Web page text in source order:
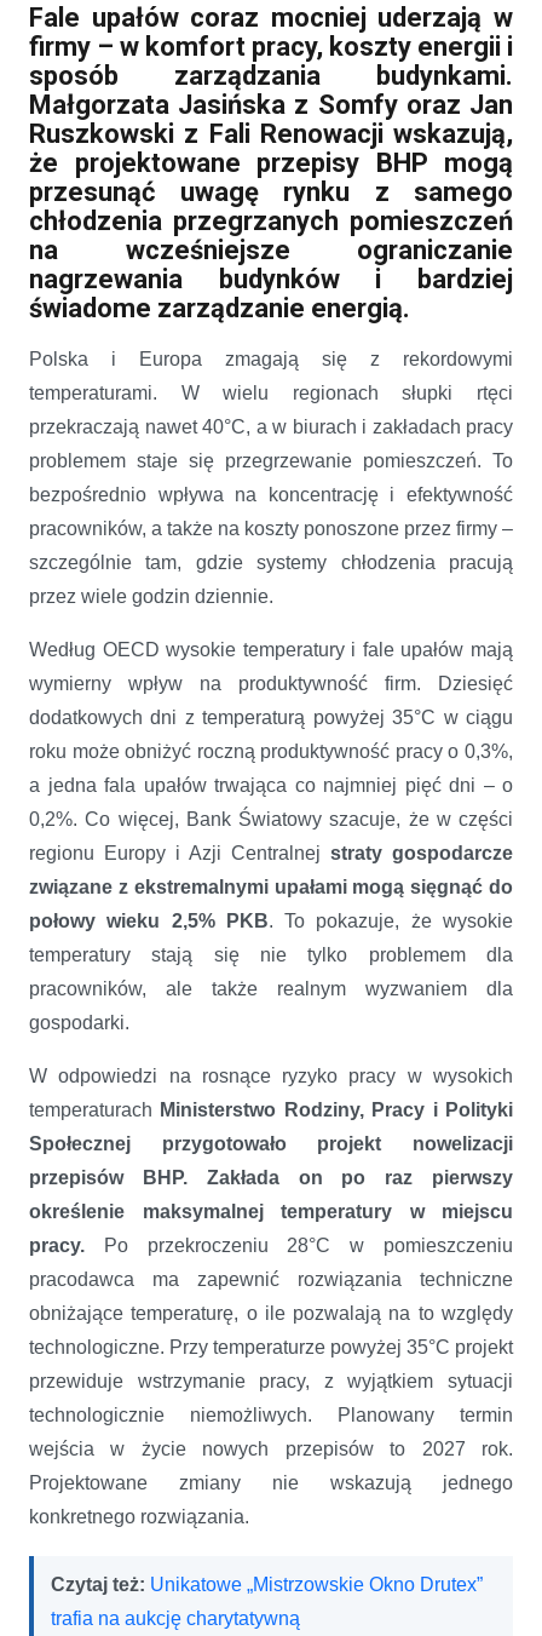
Fale upałów coraz mocniej uderzają w
firmy – w komfort pracy, koszty energii i
sposób zarządzania budynkami.
Małgorzata Jasińska z Somfy oraz Jan
Ruszkowski z Fali Renowacji wskazują,
że projektowane przepisy BHP mogą
przesunąć uwagę rynku z samego
chłodzenia przegrzanych pomieszczeń
na wcześniejsze ograniczanie
nagrzewania budynków i bardziej
świadome zarządzanie energią.
Polska i Europa zmagają się z rekordowymi
temperaturami. W wielu regionach słupki rtęci
przekraczają nawet 40°C, a w biurach i zakładach pracy
problemem staje się przegrzewanie pomieszczeń. To
bezpośrednio wpływa na koncentrację i efektywność
pracowników, a także na koszty ponoszone przez firmy –
szczególnie tam, gdzie systemy chłodzenia pracują
przez wiele godzin dziennie.
Według OECD wysokie temperatury i fale upałów mają
wymierny wpływ na produktywność firm. Dziesięć
dodatkowych dni z temperaturą powyżej 35°C w ciągu
roku może obniżyć roczną produktywność pracy o 0,3%,
a jedna fala upałów trwająca co najmniej pięć dni – o
0,2%. Co więcej, Bank Światowy szacuje, że w części
regionu Europy i Azji Centralnej straty gospodarcze
związane z ekstremalnymi upałami mogą sięgnąć do
połowy wieku 2,5% PKB. To pokazuje, że wysokie
temperatury stają się nie tylko problemem dla
pracowników, ale także realnym wyzwaniem dla
gospodarki.
W odpowiedzi na rosnące ryzyko pracy w wysokich
temperaturach Ministerstwo Rodziny, Pracy i Polityki
Społecznej przygotowało projekt nowelizacji
przepisów BHP. Zakłada on po raz pierwszy
określenie maksymalnej temperatury w miejscu
pracy.
Po przekroczeniu 28°C w pomieszczeniu
pracodawca ma zapewnić rozwiązania techniczne
obniżające temperaturę, o ile pozwalają na to względy
technologiczne. Przy temperaturze powyżej 35°C projekt
przewiduje wstrzymanie pracy, z wyjątkiem sytuacji
technologicznie niemożliwych. Planowany termin
wejścia w życie nowych przepisów to 2027 rok.
Projektowane zmiany nie wskazują jednego
konkretnego rozwiązania.
Czytaj też: Unikatowe „Mistrzowskie Okno Drutex”
trafia na aukcję charytatywną